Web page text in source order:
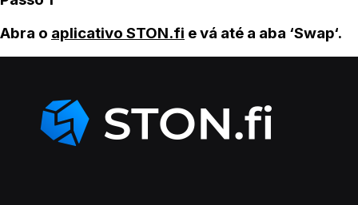
Abra o aplicativo STON.fi e vá até a aba ‘Swap‘.